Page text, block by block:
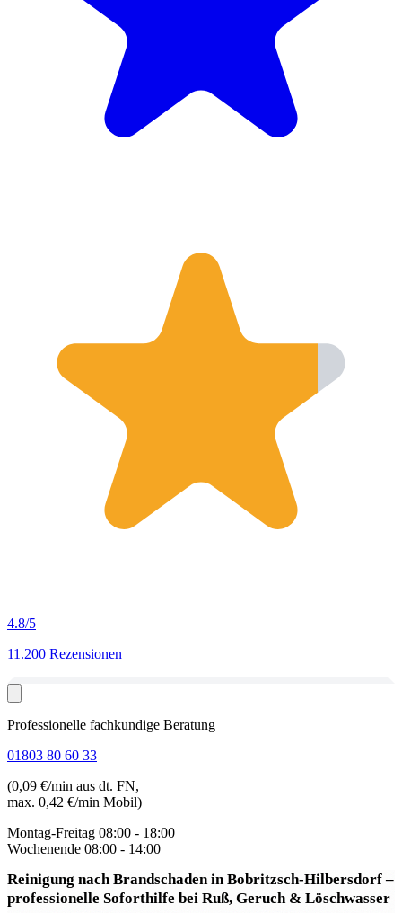
4.8/5
11.200 Rezensionen
Professionelle fachkundige Beratung
01803 80 60 33
(0,09 €/min aus dt. FN,
max. 0,42 €/min Mobil)
Montag-Freitag 08:00 - 18:00
Wochenende 08:00 - 14:00
Reinigung nach Brandschaden in Bobritzsch-Hilbersdorf–
professionelle Soforthilfe bei Ruß, Geruch & Löschwasser